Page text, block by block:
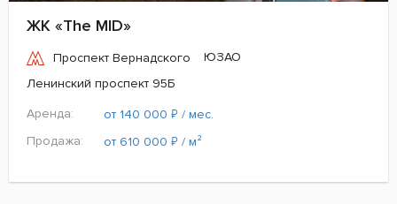
ЖК «The MID»
Проспект Вернадского
ЮЗАО
Ленинский проспект 95Б
Аренда:
от 140 000 ₽ / мес.
Продажа:
от 610 000 ₽ / м²